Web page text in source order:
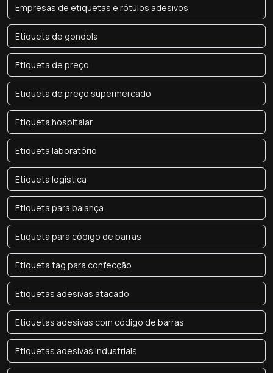
Empresas de etiquetas e rótulos adesivos
Etiqueta de gondola
Etiqueta de preço
Etiqueta de preço supermercado
Etiqueta hospitalar
Etiqueta laboratório
Etiqueta logística
Etiqueta para balança
Etiqueta para código de barras
Etiqueta tag para confecção
Etiquetas adesivas atacado
Etiquetas adesivas com código de barras
Etiquetas adesivas industriais